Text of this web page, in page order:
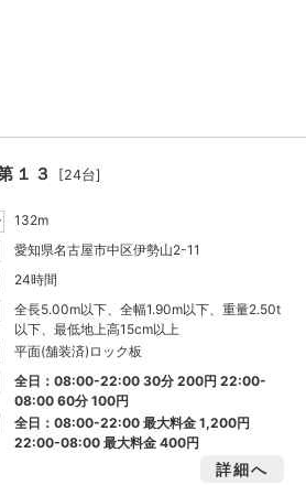
１３ [24台]
132m
愛知県名古屋市中区伊勢山2-11
24時間
全長5.00m以下、全幅1.90m以下、重量2.50t
以下、最低地上高15cm以上
平面(舗装済)ロック板
全日：08:00-22:00 30分 200円 22:00-
08:00 60分 100円
全日：08:00-22:00 最大料金1,200円
22:00-08:00 最大料金400円
詳細へ